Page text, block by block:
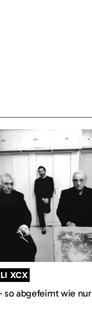
XCX
so abgefeimt wie nur